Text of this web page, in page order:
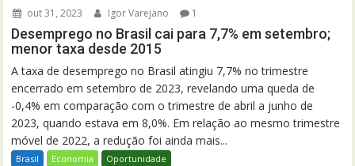
out 31, 2023 Igor Varejano 1
Desemprego no Brasil cai para 7,7% em setembro;
menor taxa desde 2015
A taxa de desemprego no Brasil atingiu 7,7% no trimestre
encerrado em setembro de 2023, revelando uma queda de
-0,4% em comparação com o trimestre de abril a junho de
2023, quando estava em 8,0%. Em relação ao mesmo trimestre
móvel de 2022, a redução foi ainda mais...
Brasil Economia Oportunidade